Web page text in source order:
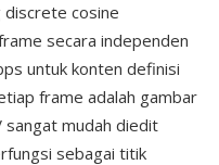
cosine
secara independen
untuk konten definisi
frame adalah gambar
sangat mudah diedit
sebagai titik